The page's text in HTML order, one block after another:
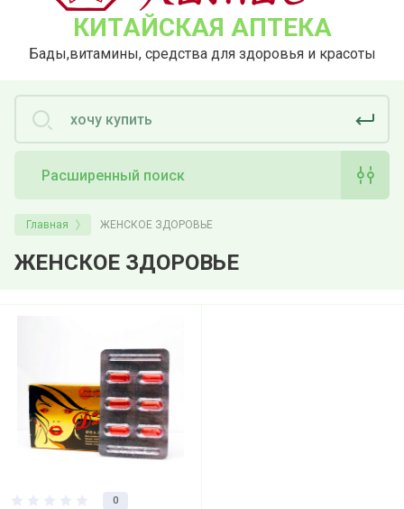
КИТАЙСКАЯ АПТЕКА
Бады,витамины, средства для здоровья и красоты
Расширенный поиск
Главная ЖЕНСКОЕ ЗДОРОВЬЕ
ЖЕНСКОЕ ЗДОРОВЬЕ
0